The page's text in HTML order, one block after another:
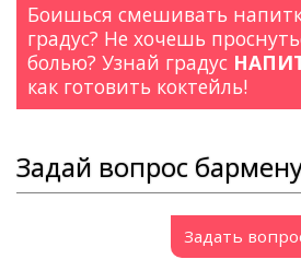
Боишься смешивать
градус? Не хочешь
болью? Узнай градус
как готовить коктейль!
Задай вопрос
Задать